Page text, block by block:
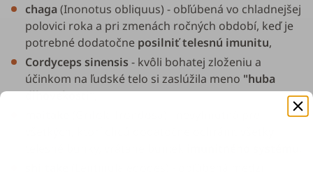
chaga (Inonotus obliquus) - obľúbená vo chladnejšej
polovici roka a pri zmenách ročných období, keď je
potrebné dodatočne posilniť telesnú imunitu,
Cordyceps sinensis - kvôli bohatej zloženiu a
účinkom na ľudské telo si zaslúžila meno "huba
dlhovekosti",